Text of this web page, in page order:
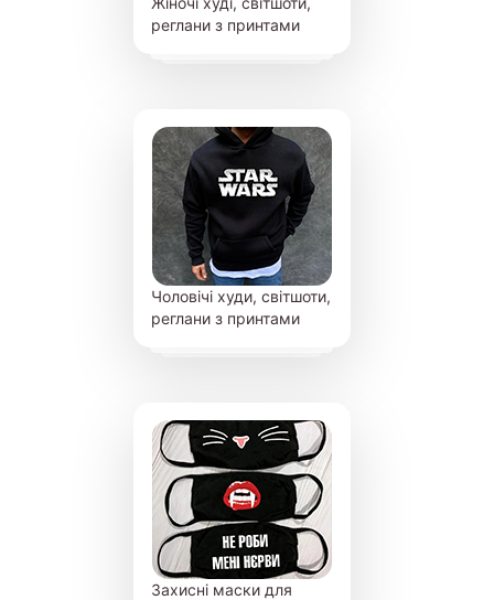
реглани з принтами
Чоловічі худи, світшоти,
реглани з принтами
Захисні маски для